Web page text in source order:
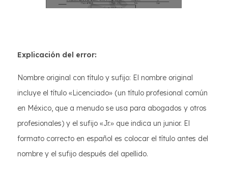
Explicación del error:
Nombre original con título y sufijo: El nombre original
incluye el título «Licenciado» (un título profesional común
en México, que a menudo se usa para abogados y otros
profesionales) y el sufijo «Jr.» que indica un junior. El
formato correcto en español es colocar el título antes del
nombre y el sufijo después del apellido.